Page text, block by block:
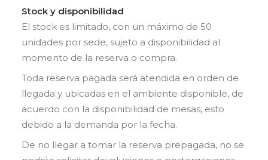
Stock y disponibilidad
El stock es limitado, con un máximo de 50
unidades por sede, sujeto a disponibilidad al
momento de la reserva o compra.
Toda reserva pagada será atendida en orden de
llegada y ubicadas en el ambiente disponible, de
acuerdo con la disponibilidad de mesas, esto
debido a la demanda por la fecha.
De no llegar a tomar la reserva prepagada, no se